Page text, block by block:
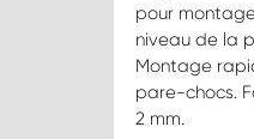
pour
niveau de la
Montage
pare-chocs.
2 mm.